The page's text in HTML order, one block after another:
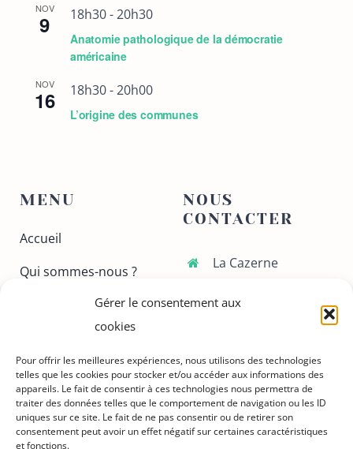
Gérer le consentement aux
cookies
Pour offrir les meilleures expériences, nous utilisons des technologies
telles que les cookies pour stocker et/ou accéder aux informations des
appareils. Le fait de consentir à ces technologies nous permettra de
traiter des données telles que le comportement de navigation ou les ID
uniques sur ce site. Le fait de ne pas consentir ou de retirer son
consentement peut avoir un effet négatif sur certaines caractéristiques
et fonctions.
NOV
9 18h30-20h30
Anatomie pathologique de la démocratie
américaine
NOV
16 18h30-20h00
L’origine des communes
MENU
Accueil
Qui sommes-nous ?
Nous contacter
Adhérer
NOUS
CONTACTER
La Cazerne
Doumergue
06 37 49 43 45